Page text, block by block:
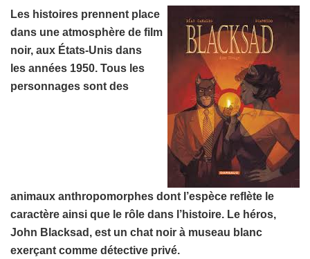
Les histoires prennent place
dans une atmosphère de film
noir, aux États-Unis dans
les années 1950. Tous les
personnages sont des
animaux anthropomorphes dont l’espèce reflète le
caractère ainsi que le rôle dans l’histoire. Le héros,
John Blacksad, est un chat noir à museau blanc
exerçant comme détective privé.